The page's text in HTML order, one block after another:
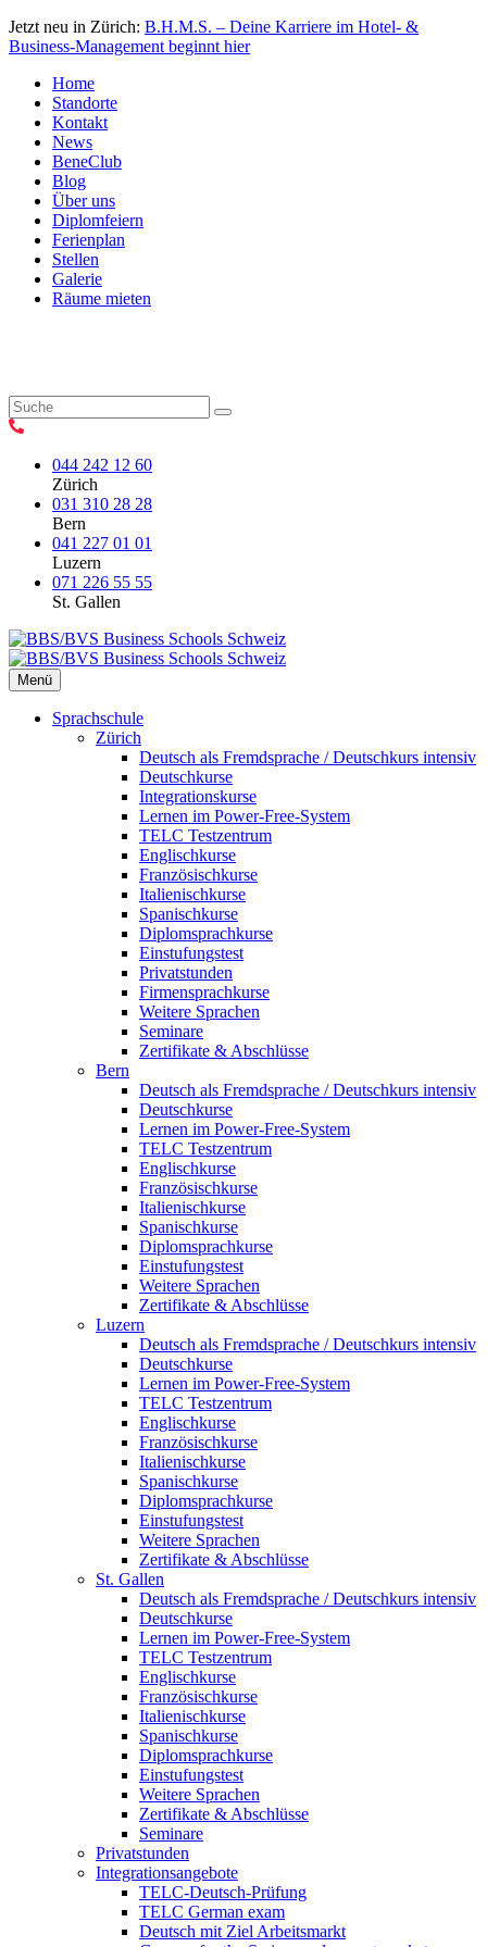
Jetzt neu in Zürich: B.H.M.S. – Deine Karriere im Hotel- &
Business-Management beginnt hier
Home
Standorte
Kontakt
News
BeneClub
Blog
Über uns
Diplomfeiern
Ferienplan
Stellen
Galerie
Räume mieten
044 242 12 60
Zürich
031 310 28 28
Bern
041 227 01 01
Luzern
071 226 55 55
St. Gallen
Menü
Sprachschule
Zürich
Deutsch als Fremdsprache / Deutschkurs intensiv
Deutschkurse
Integrationskurse
Lernen im Power-Free-System
TELC Testzentrum
Englischkurse
Französischkurse
Italienischkurse
Spanischkurse
Diplomsprachkurse
Einstufungstest
Privatstunden
Firmensprachkurse
Weitere Sprachen
Seminare
Zertifikate & Abschlüsse
Bern
Deutsch als Fremdsprache / Deutschkurs intensiv
Deutschkurse
Lernen im Power-Free-System
TELC Testzentrum
Englischkurse
Französischkurse
Italienischkurse
Spanischkurse
Diplomsprachkurse
Einstufungstest
Weitere Sprachen
Zertifikate & Abschlüsse
Luzern
Deutsch als Fremdsprache / Deutschkurs intensiv
Deutschkurse
Lernen im Power-Free-System
TELC Testzentrum
Englischkurse
Französischkurse
Italienischkurse
Spanischkurse
Diplomsprachkurse
Einstufungstest
Weitere Sprachen
Zertifikate & Abschlüsse
St. Gallen
Deutsch als Fremdsprache / Deutschkurs intensiv
Deutschkurse
Lernen im Power-Free-System
TELC Testzentrum
Englischkurse
Französischkurse
Italienischkurse
Spanischkurse
Diplomsprachkurse
Einstufungstest
Weitere Sprachen
Zertifikate & Abschlüsse
Seminare
Privatstunden
Integrationsangebote
TELC-Deutsch-Prüfung
TELC German exam
Deutsch mit Ziel Arbeitsmarkt